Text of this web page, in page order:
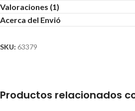
Valoraciones (1)
Acerca del Envió
SKU: 63379
Productos relacionados